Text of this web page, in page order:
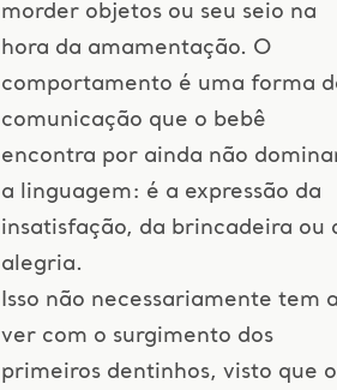
morder objetos ou seu seio na
hora da amamentação. O
comportamento é uma forma
comunicação que o bebê
encontra por ainda não
a linguagem: é a expressão da
insatisfação, da brincadeira ou
alegria.
Isso não necessariamente tem
ver com o surgimento dos
primeiros dentinhos, visto que